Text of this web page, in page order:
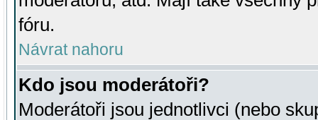
fóru.
Návrat nahoru
Kdo jsou moderátoři?
Moderátoři jsou jednotlivci (nebo